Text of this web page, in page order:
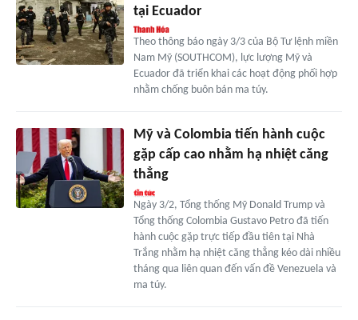
tại Ecuador
Theo thông báo ngày 3/3 của Bộ Tư lệnh miền
Nam Mỹ (SOUTHCOM), lực lượng Mỹ và
Ecuador đã triển khai các hoạt động phối hợp
nhằm chống buôn bán ma túy.
Mỹ và Colombia tiến hành cuộc
gặp cấp cao nhằm hạ nhiệt căng
thẳng
Ngày 3/2, Tổng thống Mỹ Donald Trump và
Tổng thống Colombia Gustavo Petro đã tiến
hành cuộc gặp trực tiếp đầu tiên tại Nhà
Trắng nhằm hạ nhiệt căng thẳng kéo dài nhiều
tháng qua liên quan đến vấn đề Venezuela và
ma túy.